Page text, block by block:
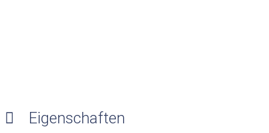
Eigenschaften